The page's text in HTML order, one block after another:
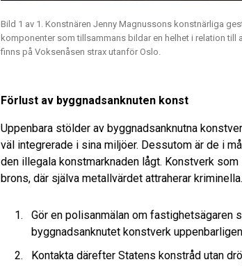
Bild 1 av 1. Konstnären Jenny Magnussons konstnärliga
komponenter som tillsammans bildar en helhet i relation
finns på Voksenåsen strax utanför Oslo.
Förlust av byggnadsanknuten konst
Uppenbara stölder av byggnadsanknutna
väl integrerade i sina miljöer. Dessutom är de i
den illegala konstmarknaden lågt. Konstverk
brons, där själva metallvärdet attraherar kriminella.
Gör en polisanmälan om fastighetsägaren
byggnadsanknutet konstverk
Kontakta därefter Statens konstråd utan